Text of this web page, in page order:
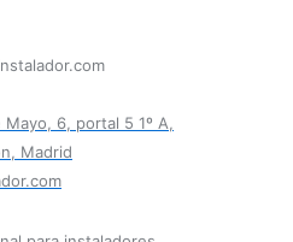
Mayo, 6, portal 5 1º A,
Madrid